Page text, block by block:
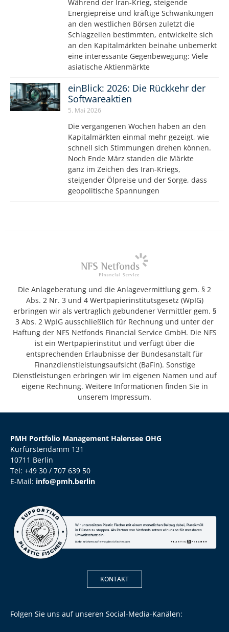
Während der Iran-Krieg, steigende
Energiepreise und kräftige Schwankungen
an den westlichen Börsen zuletzt die
Schlagzeilen bestimmten, entwickelte sich
an den Kapitalmärkten beinahe unbemerkt
eine interessante Gegenbewegung: Viele
asiatische Aktienmärkte
einBlick: 2026: Die Rückkehr der
Softwareaktien
5. Mai 2026
Die vergangenen Wochen haben an den
Kapitalmärkten einmal mehr gezeigt, wie
schnell sich Stimmungen drehen können.
Noch Ende März standen die Märkte
ganz im Zeichen des Iran-Kriegs,
steigender Ölpreise und der Sorge, dass
geopolitische Spannungen
Die Anlageberatung und die Anlagevermittlung gem. § 2
Abs. 2 Nr. 3 und 4 Wertpapierinstitutsgesetz (WpIG)
erbringen wir als vertraglich gebundener Vermittler gem. §
3 Abs. 2 WpIG ausschließlich für Rechnung und unter der
Haftung der NFS Netfonds Financial Service GmbH. Die NFS
ist ein Wertpapierinstitut und verfügt über die
entsprechenden Erlaubnisse der Bundesanstalt für
Finanzdienstleistungsaufsicht (BaFin). Sonstige
Dienstleistungen erbringen wir im eigenen Namen und auf
eigene Rechnung. Weitere Informationen finden Sie in
unserem Impressum.
PMH Portfolio Management Halensee OHG
Kurfürstendamm 131
10711 Berlin
Tel: +49 30 / 707 639 50
E-Mail: info@pmh.berlin
KONTAKT
Folgen Sie uns auf unseren Social-Media-Kanälen: